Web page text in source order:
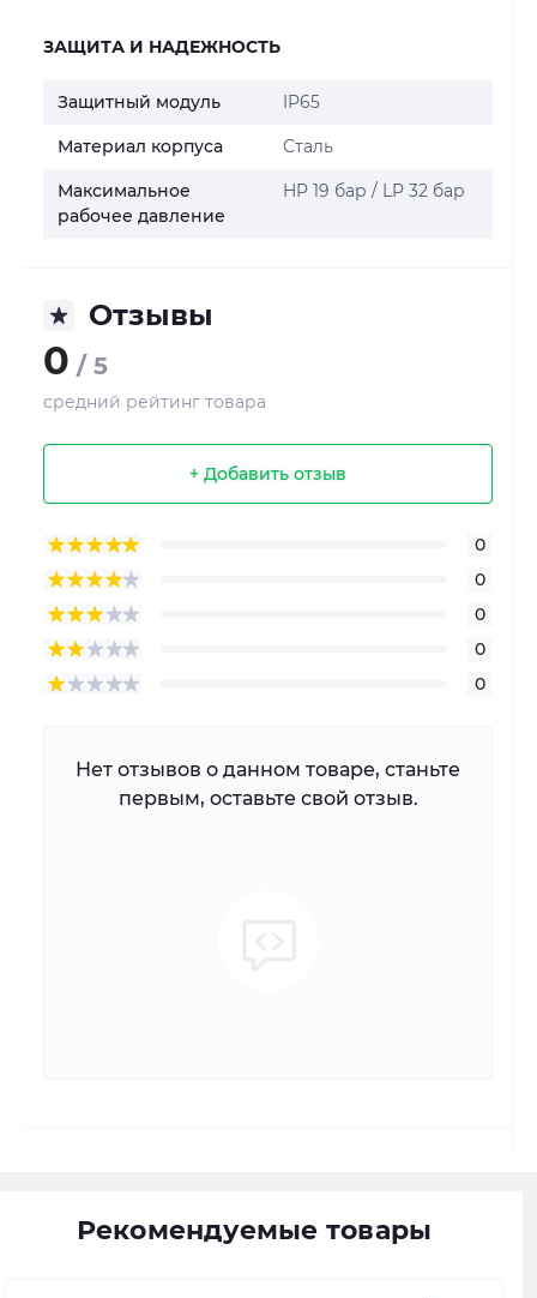
ЗАЩИТА И НАДЕЖНОСТЬ
Защитный модуль IP65
Материал корпуса Сталь
Максимальное
рабочее давление
HP 19 бар / LP 32 бар
Отзывы
0 / 5
средний рейтинг товара
+ Добавить отзыв
0
0
0
0
0
Нет отзывов о данном товаре, станьте
первым, оставьте свой отзыв.
Рекомендуемые товары